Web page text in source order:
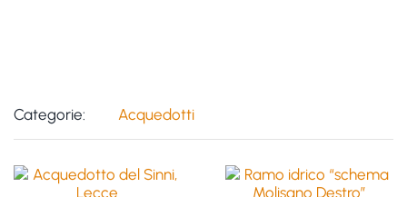
Categorie: Acquedotti